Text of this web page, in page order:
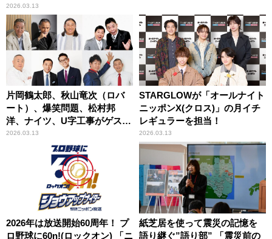
2026.03.13
片岡鶴太郎、秋山竜次（ロバ
ート）、爆笑問題、松村邦
洋、ナイツ、U字工事がゲスト
出演！「祝78歳！高田文夫 生
誕祭！ 文夫の部屋」
2026.03.13
STARGLOWが「オールナイト
ニッポンX(クロス)」の月イチ
レギュラーを担当！
2026.03.13
2026年は放送開始60周年！ プ
ロ野球に60n!(ロックオン) 「ニ
紙芝居を使って震災の記憶を
語り継ぐ”語り部” 「震災前の